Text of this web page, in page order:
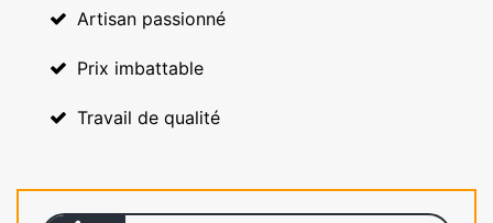
Artisan passionné
Prix imbattable
Travail de qualité